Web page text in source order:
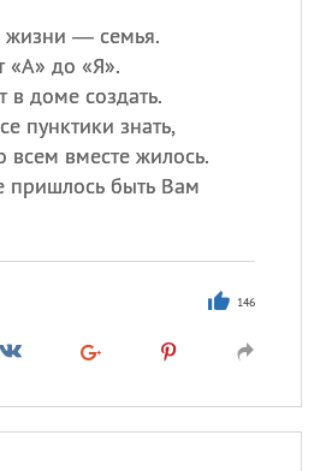
жизни — семья.
«А» до «Я».
в доме создать.
пунктики знать,
всем вместе жилось.
пришлось быть Вам
146